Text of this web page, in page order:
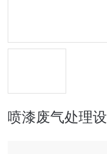
喷漆废气处理